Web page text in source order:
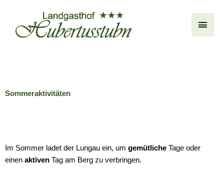
content
Main
Sommeraktivitäten
Im Sommer ladet der Lungau ein, um gemütliche Tage oder
einen aktiven Tag am Berg zu verbringen.